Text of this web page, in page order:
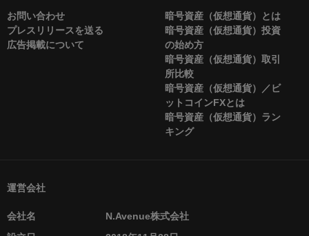
お問い合わせ
プレスリリースを送る
広告掲載について
暗号資産（仮想通貨）とは
暗号資産（仮想通貨）投資
の始め方
暗号資産（仮想通貨）取引
所比較
暗号資産（仮想通貨）／ビ
ットコインFXとは
暗号資産（仮想通貨）ラン
キング
運営会社
会社名
N.Avenue株式会社